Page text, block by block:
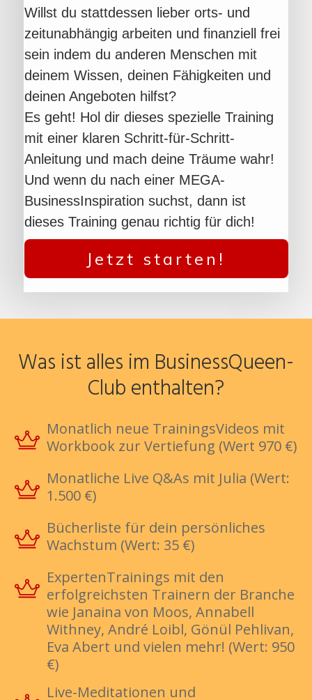
Willst du stattdessen lieber orts- und
zeitunabhängig arbeiten und finanziell frei
sein indem du anderen Menschen mit
deinem Wissen, deinen Fähigkeiten und
deinen Angeboten hilfst?
Es geht! Hol dir dieses spezielle Training
mit einer klaren Schritt-für-Schritt-
Anleitung und mach deine Träume wahr!
Und wenn du nach einer MEGA-
BusinessInspiration suchst, dann ist
dieses Training genau richtig für dich!
Jetzt starten!
Was ist alles im BusinessQueen-
Club enthalten?
Monatlich neue TrainingsVideos mit
Workbook zur Vertiefung (Wert 970 €)
Monatliche Live Q&As mit Julia (Wert:
1.500 €)
Bücherliste für dein persönliches
Wachstum (Wert: 35 €)
ExpertenTrainings mit den
erfolgreichsten Trainern der Branche
wie Janaina von Moos, Annabell
Withney, André Loibl, Gönül Pehlivan,
Eva Abert und vielen mehr! (Wert: 950
€)
Live-Meditationen und